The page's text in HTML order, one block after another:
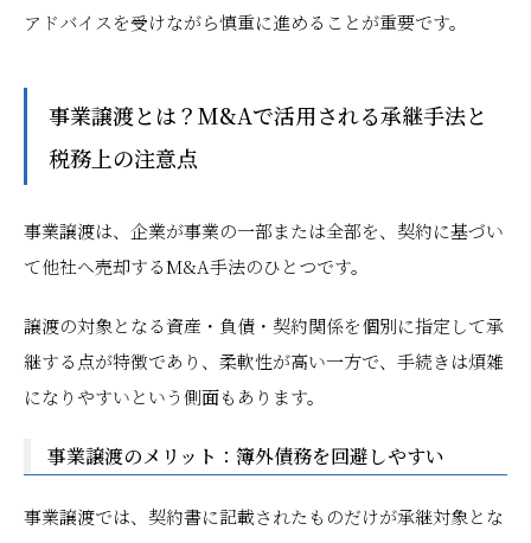
アドバイスを受けながら慎重に進めることが重要です。
事業譲渡とは？M&Aで活用される承継手法と
税務上の注意点
事業譲渡は、企業が事業の一部または全部を、契約に基づい
て他社へ売却するM&A手法のひとつです。
譲渡の対象となる資産・負債・契約関係を個別に指定して承
継する点が特徴であり、柔軟性が高い一方で、手続きは煩雑
になりやすいという側面もあります。
事業譲渡のメリット：簿外債務を回避しやすい
事業譲渡では、契約書に記載されたものだけが承継対象とな